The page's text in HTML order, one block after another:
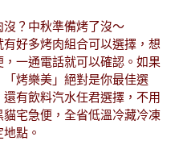
？中秋準備烤了沒～
好多烤肉組合可以選擇，想
一通電話就可以確認。如果
烤樂美」絕對是你最佳選
有飲料汽水任君選擇，不用
宅急便，全省低溫冷藏冷凍
點。